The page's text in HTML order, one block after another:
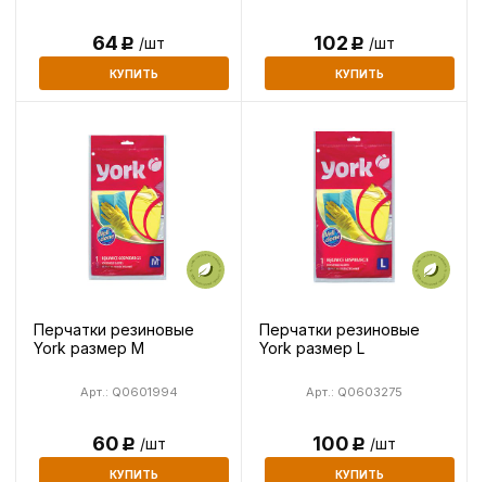
64Р /шт
КУПИТЬ
102Р /шт
КУПИТЬ
Перчатки резиновые
York размер M
Арт.: Q0601994
60Р /шт
КУПИТЬ
Перчатки резиновые
York размер L
Арт.: Q0603275
100Р /шт
КУПИТЬ